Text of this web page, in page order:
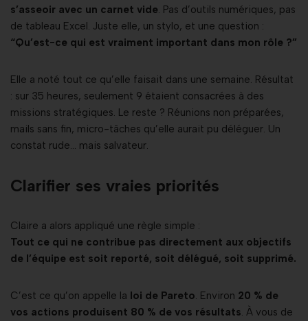
s’asseoir avec un carnet vide. Pas d’outils numériques, pas
de tableau Excel. Juste elle, un stylo, et une question :
“Qu’est-ce qui est vraiment important dans mon rôle ?”
Elle a noté tout ce qu’elle faisait dans une semaine. Résultat
: sur 35 heures, seulement 9 étaient consacrées à des
missions stratégiques. Le reste ? Réunions non préparées,
mails sans fin, micro-tâches qu’elle aurait pu déléguer. Un
constat rude… mais salvateur.
Clarifier ses vraies priorités
Claire a alors appliqué une règle simple :
Tout ce qui ne contribue pas directement aux objectifs
de l’équipe est soit reporté, soit délégué, soit supprimé.
C’est ce qu’on appelle la loi de Pareto. Environ 20 % de
vos actions produisent 80 % de vos résultats. À vous de